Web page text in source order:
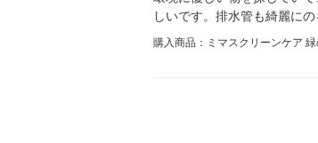
しいです。排水管も綺麗に
購入商品：ミマスクリーンケア